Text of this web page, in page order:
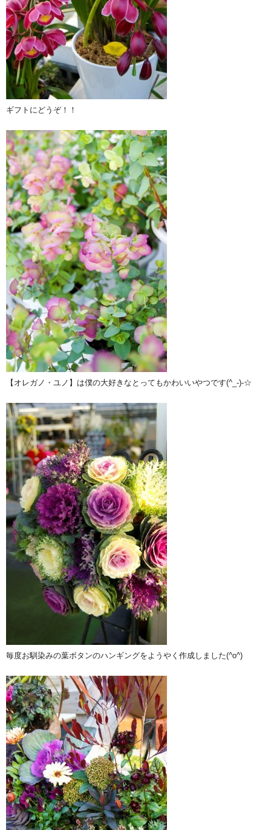
ギフトにどうぞ！！
【オレガノ・ユノ】は僕の大好きなとってもかわいいやつです(^_-)-☆
毎度お馴染みの葉ボタンのハンギングをようやく作成しました(^o^)ゞ